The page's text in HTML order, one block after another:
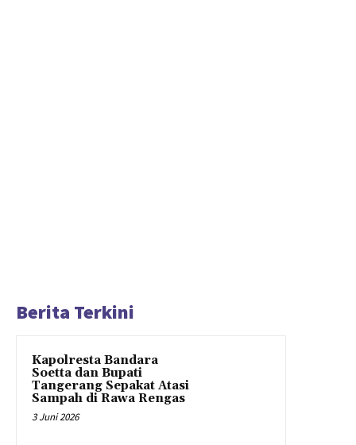
Berita Terkini
Kapolresta Bandara
Soetta dan Bupati
Tangerang Sepakat Atasi
Sampah di Rawa Rengas
3 Juni 2026